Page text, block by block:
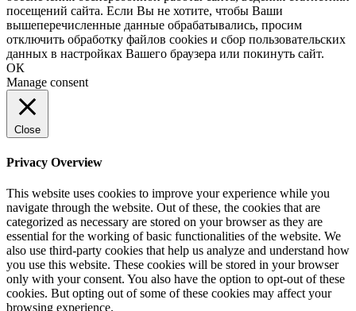
посещений сайта. Если Вы не хотите, чтобы Ваши
вышеперечисленные данные обрабатывались, просим
отключить обработку файлов cookies и сбор пользовательских
данных в настройках Вашего браузера или покинуть сайт.
ОК
Manage consent
Close
Privacy Overview
This website uses cookies to improve your experience while you
navigate through the website. Out of these, the cookies that are
categorized as necessary are stored on your browser as they are
essential for the working of basic functionalities of the website. We
also use third-party cookies that help us analyze and understand how
you use this website. These cookies will be stored in your browser
only with your consent. You also have the option to opt-out of these
cookies. But opting out of some of these cookies may affect your
browsing experience.